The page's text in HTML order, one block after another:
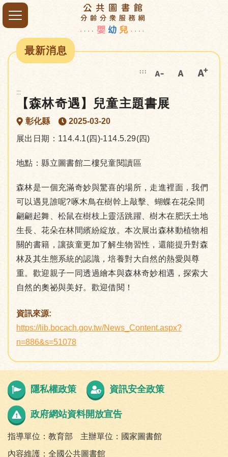
最新消息
:::
:::
【森林奇遇】兒童主題書展
彰化縣
2025-03-20
展出日期：114.4.1(四)-114.5.29(四)
地點：縣立圖書館二樓兒童閱讀區
森林是一個充滿奇妙與驚喜的場所，走進裡面，我們
可以遇見誰呢?啄木鳥在樹幹上敲擊、蝴蝶在花朵間
翩翩起舞、松鼠在樹枝上靈活跳躍、樹木在肥沃土地
生長、花朵在林間繽紛綻放。本次展出森林動植物相
關的書籍，讓孩童更加了解生物習性，還能提升對森
林及其生態系統的認識，培養對大自然的熱愛與尊
重。歡迎親子一同透過繪本與森林奇妙相遇，探索大
自然的奧祕與美好。歡迎借閱！
資訊來源:
https://lib.bocach.gov.tw/News_Content.aspx?
n=886&s=51078
隱私權政策 資訊安全政策
政府網站資料開放宣告
指導單位：教育部
主辦單位：國家圖書館
內容維護：全國公共圖書館